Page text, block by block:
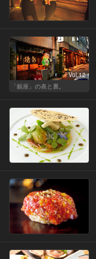
Vol.12
「銀座」の表と裏。